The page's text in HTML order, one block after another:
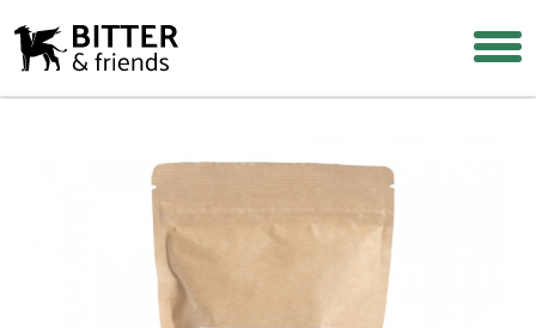
Warum Bitterstoffe?
Warenkorb